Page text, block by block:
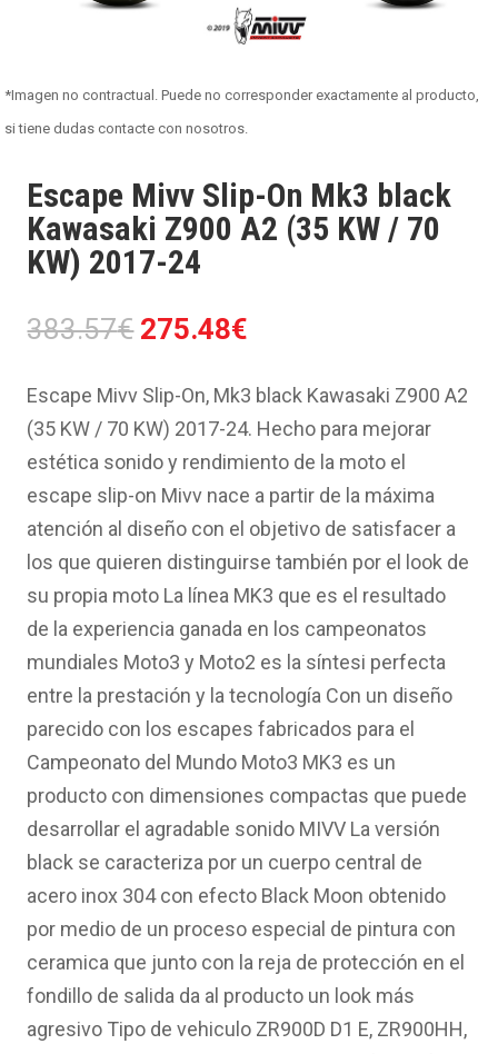
*Imagen no contractual. Puede no corresponder exactamente al producto,
si tiene dudas contacte con nosotros.
Escape Mivv Slip-On Mk3 black
Kawasaki Z900 A2 (35 KW / 70
KW) 2017-24
383.57€ El
original
era:
383.57€.
275.48€
actual
es:
275.48€.
Escape Mivv Slip-On, Mk3 black Kawasaki Z900 A2
(35 KW / 70 KW) 2017-24. Hecho para mejorar
estética sonido y rendimiento de la moto el
escape slip-on Mivv nace a partir de la máxima
atención al diseño con el objetivo de satisfacer a
los que quieren distinguirse también por el look de
su propia moto La línea MK3 que es el resultado
de la experiencia ganada en los campeonatos
mundiales Moto3 y Moto2 es la síntesi perfecta
entre la prestación y la tecnología Con un diseño
parecido con los escapes fabricados para el
Campeonato del Mundo Moto3 MK3 es un
producto con dimensiones compactas que puede
desarrollar el agradable sonido MIVV La versión
black se caracteriza por un cuerpo central de
acero inox 304 con efecto Black Moon obtenido
por medio de un proceso especial de pintura con
ceramica que junto con la reja de protección en el
fondillo de salida da al producto un look más
agresivo Tipo de vehiculo ZR900D D1 E, ZR900HH,